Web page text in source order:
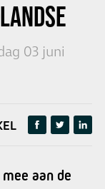
03 juni
aan de